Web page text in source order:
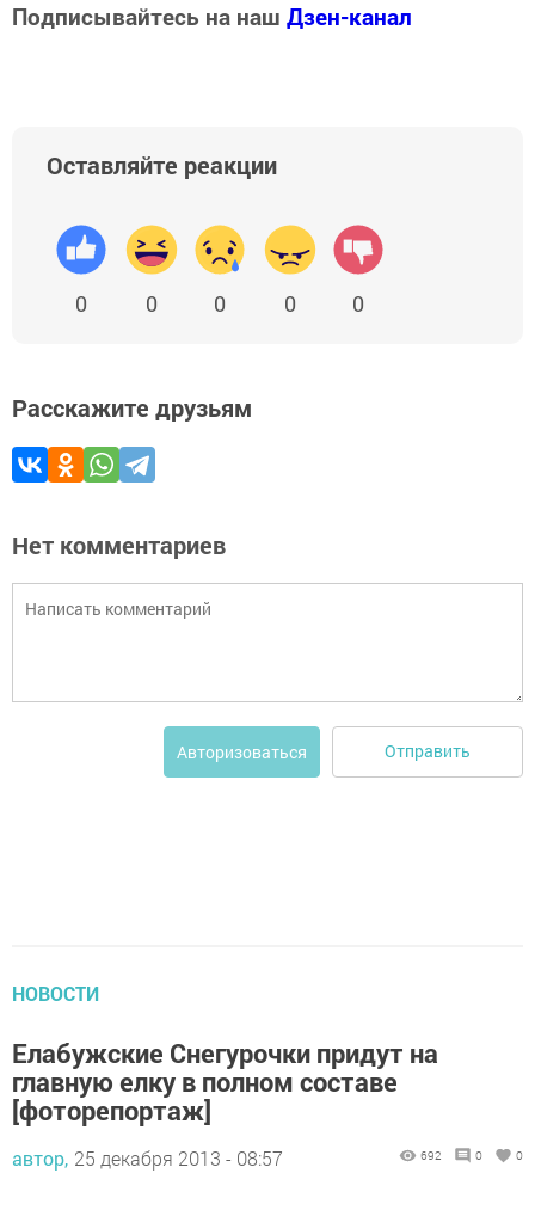
Подписывайтесь на наш Дзен-канал
Оставляйте реакции
0 0 0 0 0
Расскажите друзьям
Нет комментариев
Авторизоваться Отправить
НОВОСТИ
Елабужские Снегурочки придут на
главную елку в полном составе
[фоторепортаж]
автор, 25 декабря 2013 - 08:57 692 0 0